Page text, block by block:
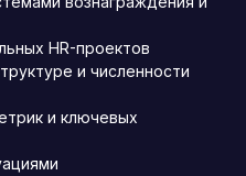
HR-проектов
и численности
и ключевых